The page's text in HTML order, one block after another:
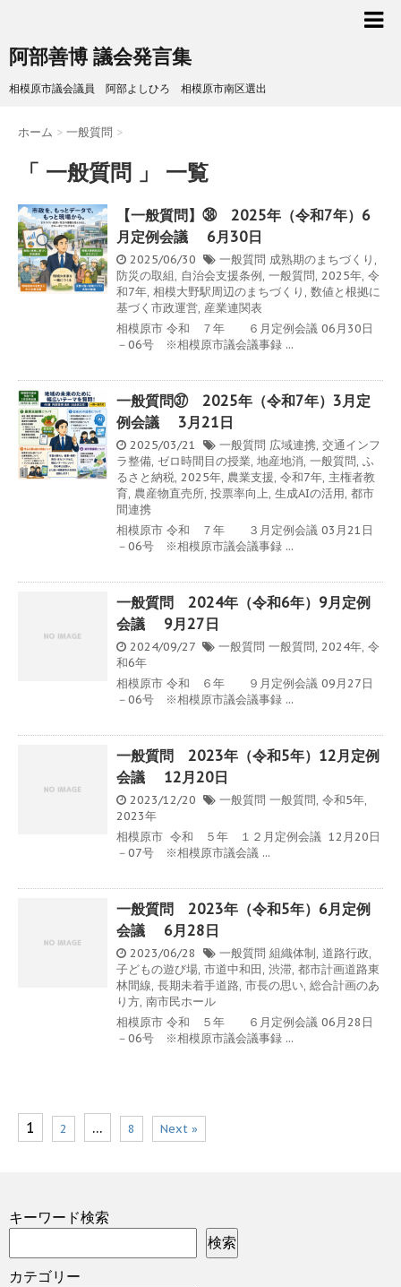
阿部善博 議会発言集
相模原市議会議員 阿部よしひろ 相模原市南区選出
ホーム > 一般質問 >
「 一般質問 」 一覧
【一般質問】㊳ 2025年（令和7年）6
月定例会議 6月30日
2025/06/30 一般質問 成熟期のまちづくり ,
防災の取組, 自治会支援条例, 一般質問, 2025年, 令
和7年, 相模大野駅周辺のまちづくり , 数値と根拠に
基づく市政運営, 産業連関表
相模原市 令和 ７年 ６月定例会議 06月30日
－06号 ※相模原市議会議事録 ...
一般質問㊲ 2025年（令和7年）3月定
例会議 3月21日
2025/03/21 一般質問 広域連携, 交通インフ
ラ整備, ゼロ時間目の授業, 地産地消, 一般質問, ふ
るさと納税, 2025年, 農業支援, 令和7年, 主権者教
育, 農産物直売所, 投票率向上, 生成AIの活用, 都市
間連携
相模原市 令和 ７年 ３月定例会議 03月21日
－06号 ※相模原市議会議事録 ...
一般質問 2024年（令和6年）9月定例
会議 9月27日
2024/09/27 一般質問 一般質問, 2024年, 令
和6年
相模原市 令和 ６年 ９月定例会議 09月27日
－06号 ※相模原市議会議事録 ...
一般質問 2023年（令和5年）12月定例
会議 12月20日
2023/12/20 一般質問 一般質問, 令和5年,
2023年
相模原市 令和 ５年 １２月定例会議 12月20日
－07号 ※相模原市議会議 ...
一般質問 2023年（令和5年）6月定例
会議 6月28日
2023/06/28 一般質問 組織体制, 道路行政,
子どもの遊び場, 市道中和田, 渋滞, 都市計画道路東
林間線, 長期未着手道路, 市長の思い, 総合計画のあ
り方, 南市民ホール
相模原市 令和 ５年 ６月定例会議 06月28日
－06号 ※相模原市議会議事録 ...
1 2 … 8 Next »
キーワード検索
検索
カテゴリー